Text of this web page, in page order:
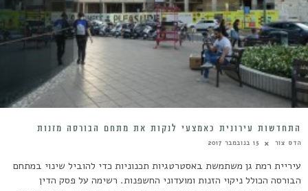
התחדשות עירונית כאמצעי לנקות את מתחם הבורסה מזנות
הדס צור 15 בנובמבר 2017
עיריית רמת גן משתמשת באסטרטגיות תכנוניות כדי להוביל שינוי במתחם
הבורסה הכולל ניקוי הזנות ומועדוני החשפנות. רשימה על פסק הדין